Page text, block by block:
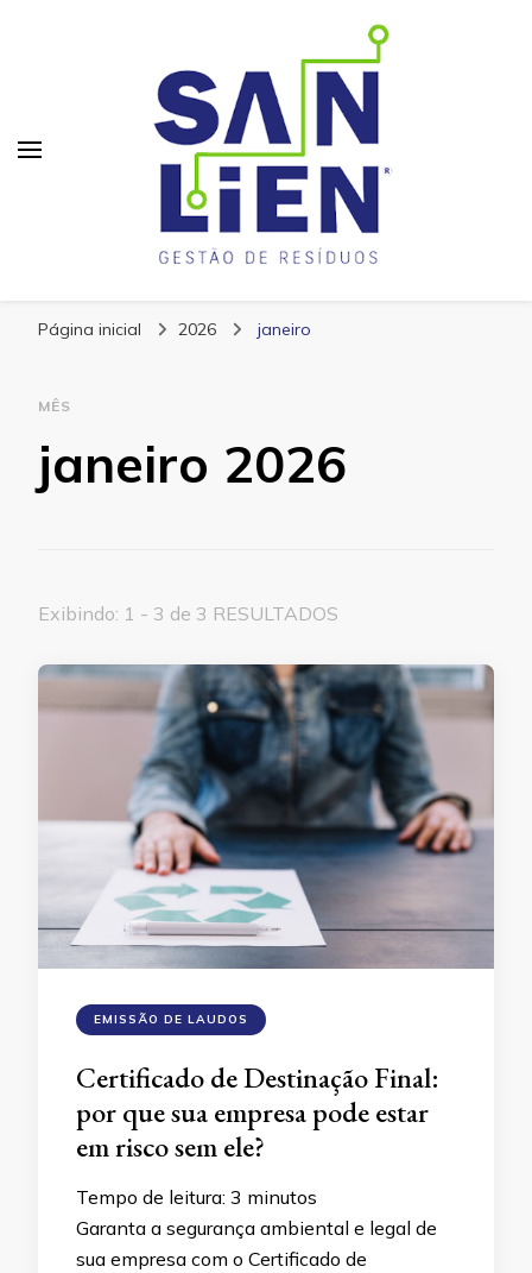
Página inicial 2026 janeiro
MÊS
janeiro 2026
Exibindo: 1 - 3 de 3 RESULTADOS
EMISSÃO DE LAUDOS
Certificado de Destinação Final:
por que sua empresa pode estar
em risco sem ele?
Tempo de leitura: 3 minutos
Garanta a segurança ambiental e legal de
sua empresa com o Certificado de